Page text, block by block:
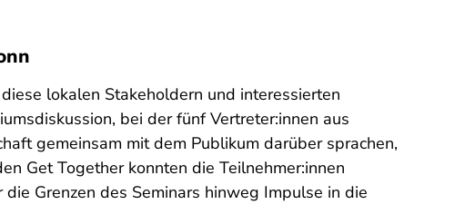
lokalen Stakeholdern und interessierten
bei der fünf Vertreter:innen aus
gemeinsam mit dem Publikum darüber sprachen,
Get Together konnten die Teilnehmer:innen
Grenzen des Seminars hinweg Impulse in die